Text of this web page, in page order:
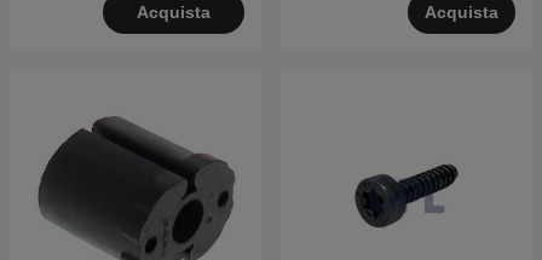
Acquista Acquista